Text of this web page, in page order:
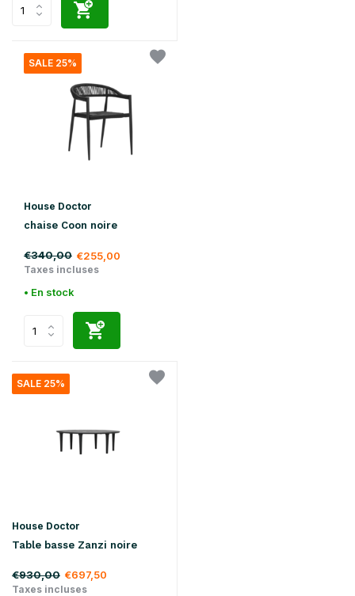
SALE 25%
House Doctor
chaise Coon noire
€340,00 €255,00
Taxes incluses
• En stock
SALE 25%
House Doctor
Table basse Zanzi noire
€930,00 €697,50
Taxes incluses